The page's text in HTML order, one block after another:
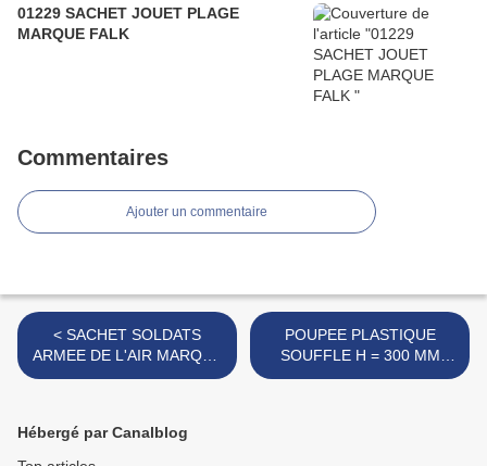
01229 SACHET JOUET PLAGE
MARQUE FALK
Commentaires
Ajouter un commentaire
< SACHET SOLDATS
ARMEE DE L'AIR MARQUE
COFALU
POUPEE PLASTIQUE
SOUFFLE H = 300 MM
MARQUE INCONNUE >
Hébergé par Canalblog